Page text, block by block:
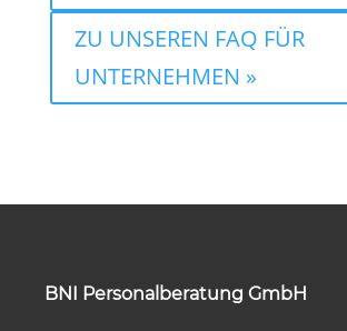
ZU UNSEREN FAQ FÜR
UNTERNEHMEN »
BNI Personalberatung GmbH